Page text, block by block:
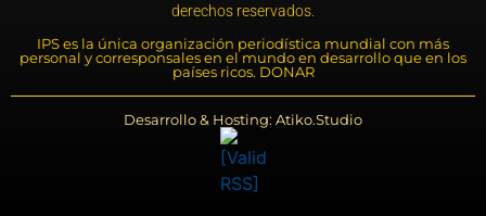
derechos reservados.
IPS es la única organización periodística mundial con más
personal y corresponsales en el mundo en desarrollo que en los
países ricos. DONAR
Desarrollo & Hosting: Atiko.Studio